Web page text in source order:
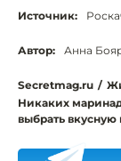
Источник:
Автор: Анна
Secretmag.ru /
Никаких
выбрать вкусную